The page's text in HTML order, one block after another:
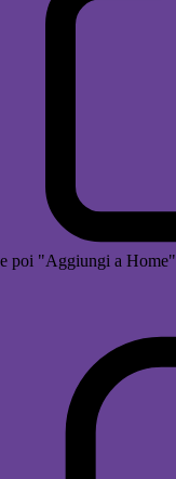
e poi "Aggiungi a Home"